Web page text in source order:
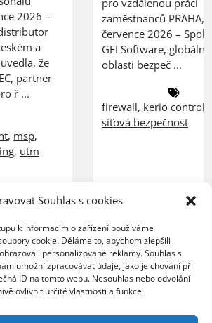
Souhlas s cookies
k informacím o zařízení používáme
cookie. Děláme to, abychom zlepšili
personalizované reklamy. Souhlas s
umožní zpracovávat údaje, jako je chování při
ID na tomto webu. Nesouhlas nebo odvolání
ovlivnit určité vlastnosti a funkce.
2026 –
distributor
a
že
partner
ř ...
, msp,
, utm
zaměstnanců PRAHA,
července 2026 –
GFI Software,
oblasti bezpeč ...
firewall, kerio control
síťová bezpečnost